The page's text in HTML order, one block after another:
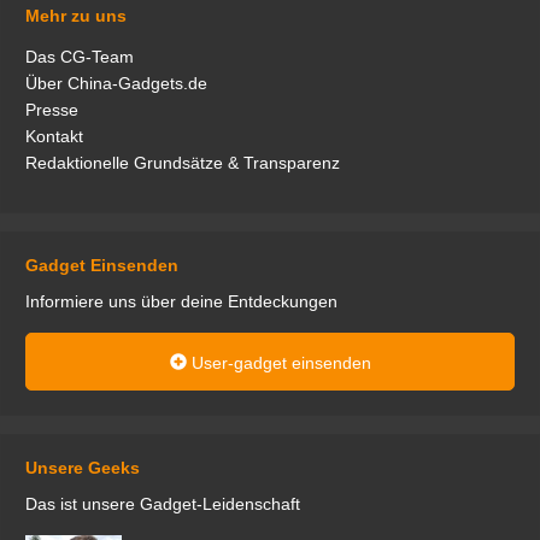
Mehr zu uns
Das CG-Team
Über China-Gadgets.de
Presse
Kontakt
Redaktionelle Grundsätze & Transparenz
Gadget Einsenden
Informiere uns über deine Entdeckungen
User-gadget einsenden
Unsere Geeks
Das ist unsere Gadget-Leidenschaft